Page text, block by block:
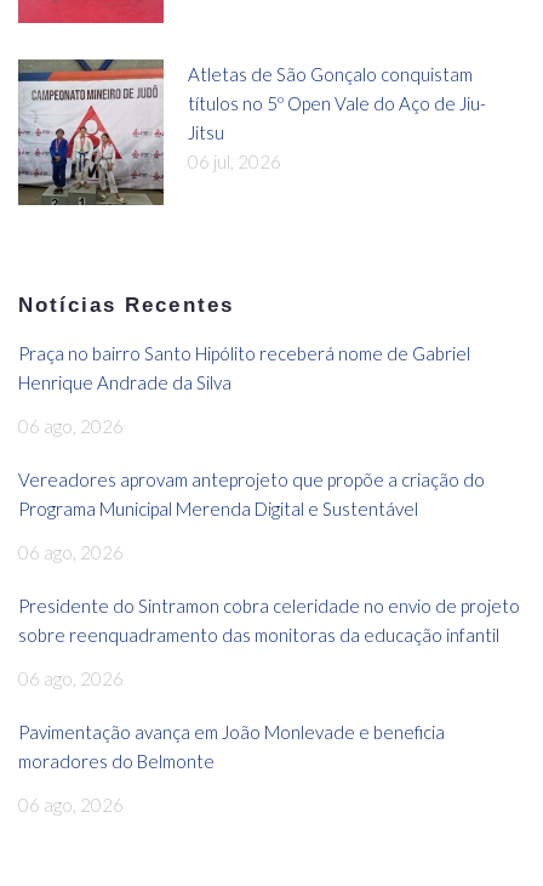
Atletas de São Gonçalo conquistam
títulos no 5º Open Vale do Aço de Jiu-
Jitsu
06 jul, 2026
Notícias Recentes
Praça no bairro Santo Hipólito receberá nome de Gabriel
Henrique Andrade da Silva
06 ago, 2026
Vereadores aprovam anteprojeto que propõe a criação do
Programa Municipal Merenda Digital e Sustentável
06 ago, 2026
Presidente do Sintramon cobra celeridade no envio de projeto
sobre reenquadramento das monitoras da educação infantil
06 ago, 2026
Pavimentação avança em João Monlevade e beneficia
moradores do Belmonte
06 ago, 2026